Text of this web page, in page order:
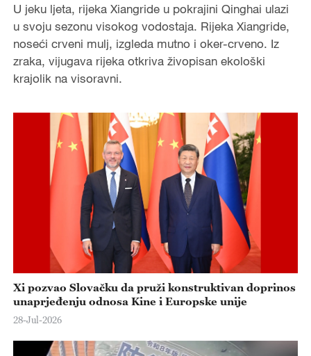
l
a
y
V
d
e
U jeku ljeta, rijeka Xiangride u pokrajini Qinghai ulazi
u svoju sezonu visokog vodostaja. Rijeka Xiangride,
noseći crveni mulj, izgleda mutno i oker-crveno. Iz
zraka, vijugava rijeka otkriva živopisan ekološki
krajolik na visoravni.
Xi pozvao Slovačku da pruži konstruktivan doprinos
unaprjeđenju odnosa Kine i Europske unije
28-Jul-2026